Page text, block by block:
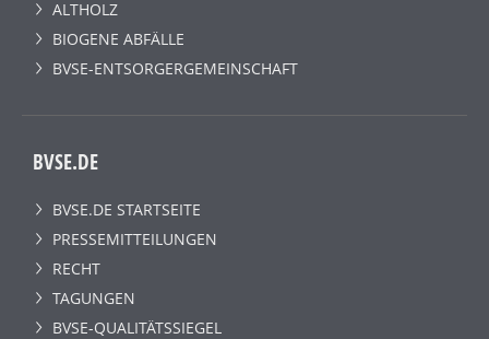
ALTHOLZ
BIOGENE ABFÄLLE
BVSE-ENTSORGERGEMEINSCHAFT
BVSE.DE
BVSE.DE STARTSEITE
PRESSEMITTEILUNGEN
RECHT
TAGUNGEN
BVSE-QUALITÄTSSIEGEL